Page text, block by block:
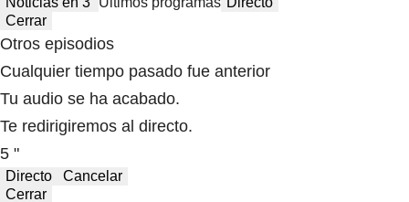
Cerrar
Otros episodios
Cualquier tiempo pasado fue anterior
Tu audio se ha acabado.
Te redirigiremos al directo.
5 "
Directo
Cancelar
Cerrar